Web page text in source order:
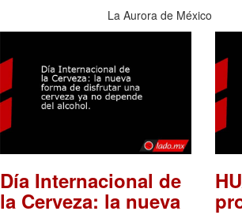
La Aurora de México
Día Internacional de
la Cerveza: la nueva